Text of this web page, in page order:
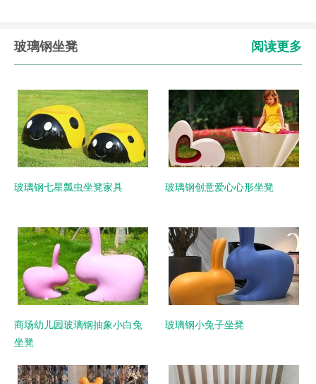
玻璃钢坐凳 阅读更多
玻璃钢七星瓢虫坐凳家具 玻璃钢创意爱心心形坐凳
商场幼儿园玻璃钢抽象小白兔
坐凳
玻璃钢小兔子坐凳